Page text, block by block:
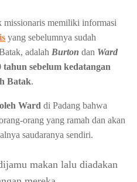
memiliki informasi
yang sebelumnya sudah
adalah Burton dan Ward
tahun sebelum kedatangan
Batak.
Ward di Padang bahwa
orang yang ramah dan akan
saudaranya sendiri.
makan lalu diadakan